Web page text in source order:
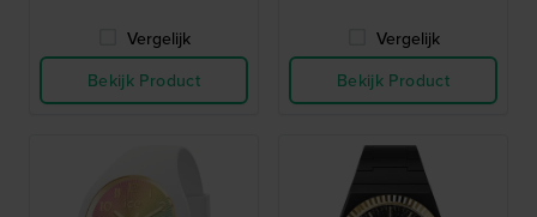
Vergelijk
Bekijk Product
Vergelijk
Bekijk Product